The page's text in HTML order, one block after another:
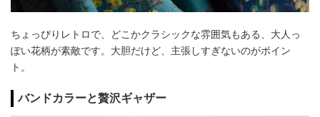
ちょっぴりレトロで、どこかクラシックな雰囲気もある、大人っ
ぽい花柄が素敵です。大胆だけど、主張しすぎないのがポイン
ト。
バンドカラーと贅沢ギャザー